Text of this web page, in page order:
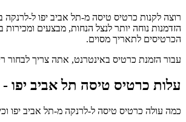
הזדמנות נוחה יותר לנצל הנחות, מבצעים
הכרטיסים לתאריך מסוים.
עבור הזמנת כרטיס באינטרנט, אתה צריך
עלות כרטיס טיסה תל אביב יפו
כמה עולה כרטיס טיסה ל-לרנקה מ-תל אביב יפו